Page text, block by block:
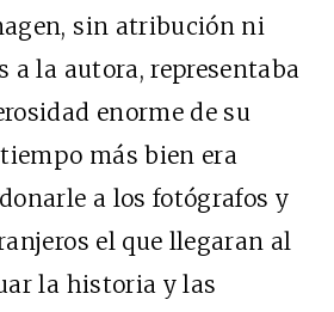
sin atribución ni
a la autora, representaba
enorme de su
más bien era
a los fotógrafos y
el que llegaran al
la historia y las